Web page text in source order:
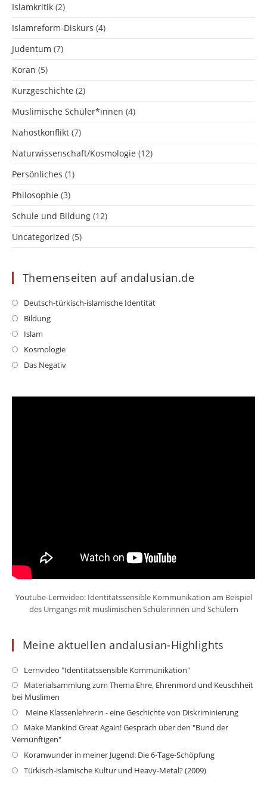
Islamkritik (2)
Islamreform-Diskurs (4)
Judentum (7)
Koran (5)
Kurzgeschichte (2)
Muslimische Schüler*innen (4)
Nahostkonflikt (7)
Naturwissenschaft/Kosmologie (12)
Persönliches (1)
Philosophie (3)
Schule und Bildung (12)
Uncategorized (5)
Themenseiten auf andalusian.de
Deutsch-türkisch-islamische IdentitätOpens
BildungOpens
new
tab
Islam
in
new
KosmologieOpens
in
Das NegativOpens
Youtube-Lernvideo: Identitätssensible Kommunikation am Beispiel
des Umgangs mit muslimischen Schülerinnen und Schülern
Meine aktuellen andalusian-Highlights
Lernvideo "Identitätssensible Kommunikation"Opens
in
new
Materialsammlung zum Thema Ehre, Ehrenmord und Keuschheit
bei Muslimen
Meine Klassenlehrerin - eine Geschichte von DiskriminierungOpens
Make Mankind Great Again! Gespräch über den "Bund der
Vernünftigen"
Koranwunder in meiner Jugend: Die 6-Tage-SchöpfungOpens
Türkisch-islamische Kultur und Heavy-Metal? (2009)Opens